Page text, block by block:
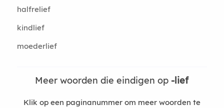
halfrelief
kindlief
moederlief
Meer woorden die eindigen op -lief
Klik op een paginanummer om meer woorden te